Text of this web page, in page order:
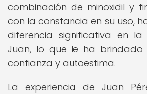
combinación de minoxidil y
con la constancia en su uso,
diferencia significativa en
Juan, lo que le ha brindado
confianza y autoestima.
La experiencia de Juan